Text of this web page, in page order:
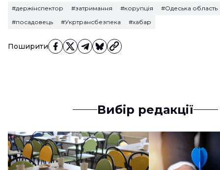
Поширити
#держінспектор #затримання #корупція
#Одеська область
#посадовець
#Укртрансбезпека #хабар
Вибір редакції